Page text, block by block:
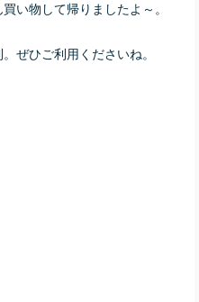
い物して帰りましたよ～。
ぜひご利用くださいね。